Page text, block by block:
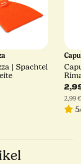
| Spachtel
2,99